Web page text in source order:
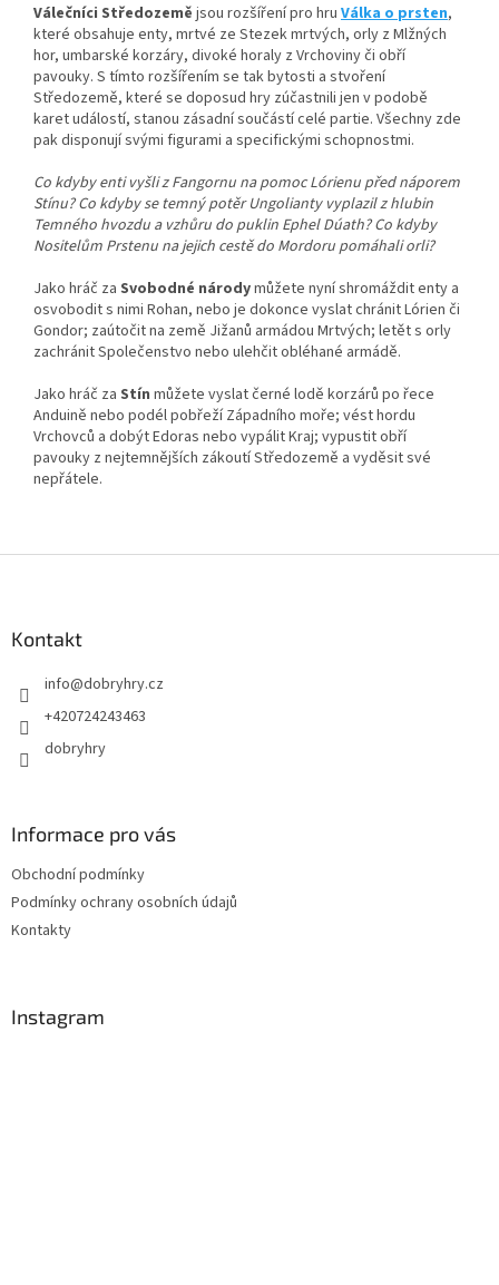
Válečníci Středozemě jsou rozšíření pro hru Válka o prsten,
které obsahuje enty, mrtvé ze Stezek mrtvých, orly z Mlžných
hor, umbarské korzáry, divoké horaly z Vrchoviny či obří
pavouky. S tímto rozšířením se tak bytosti a stvoření
Středozemě, které se doposud hry zúčastnili jen v podobě
karet událostí, stanou zásadní součástí celé partie. Všechny zde
pak disponují svými figurami a specifickými schopnostmi.
Co kdyby enti vyšli z Fangornu na pomoc Lórienu před náporem
Stínu? Co kdyby se temný potěr Ungolianty vyplazil z hlubin
Temného hvozdu a vzhůru do puklin Ephel Dúath? Co kdyby
Nositelům Prstenu na jejich cestě do Mordoru pomáhali orli?
Jako hráč za Svobodné národymůžete nyní shromáždit enty a
osvobodit s nimi Rohan, nebo je dokonce vyslat chránit Lórien či
Gondor; zaútočit na země Jižanů armádou Mrtvých; letět s orly
zachránit Společenstvo nebo ulehčit obléhané armádě.
Jako hráč za Stín můžete vyslat černé lodě korzárů po řece
Anduině nebo podél pobřeží Západního moře; vést hordu
Vrchovců a dobýt Edoras nebo vypálit Kraj; vypustit obří
pavouky z nejtemnějších zákoutí Středozemě a vyděsit své
nepřátele.
Kontakt
info@dobryhry.cz
+420724243463
dobryhry
Informace pro vás
Obchodní podmínky
Podmínky ochrany osobních údajů
Kontakty
Instagram